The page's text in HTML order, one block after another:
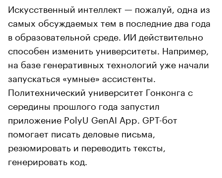
Искусственный интеллект — пожалуй, одна из
самых обсуждаемых тем в последние два года
в образовательной среде. ИИ действительно
способен изменить университеты. Например,
на базе генеративных технологий уже начали
запускаться «умные» ассистенты.
Политехнический университет Гонконга с
середины прошлого года запустил
приложение PolyU GenAI App. GPT-бот
помогает писать деловые письма,
резюмировать и переводить тексты,
генерировать код.